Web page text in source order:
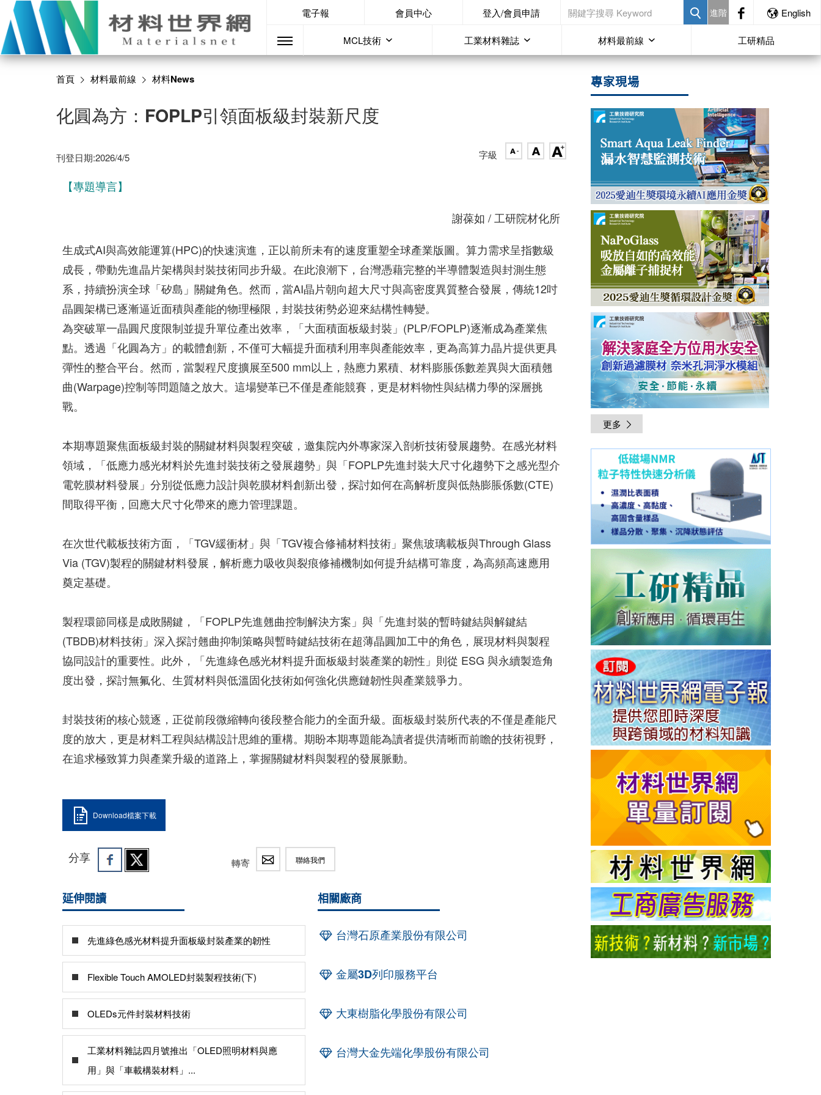
電子報 會員中心 登入/會員申請 進階 English
MCL技術 工業材料雜誌 材料最前線 工研精品
首頁 材料最前線 材料News
化圓為方：FOPLP引領面板級封裝新尺度
刊登日期:2026/4/5 字級
【專題導言】
謝葆如 / 工研院材化所
生成式AI與高效能運算(HPC)的快速演進，正以前所未有的速度重塑全球產業版圖。算力需求呈指數級
成長，帶動先進晶片架構與封裝技術同步升級。在此浪潮下，台灣憑藉完整的半導體製造與封測生態
系，持續扮演全球「矽島」關鍵角色。然而，當AI晶片朝向超大尺寸與高密度異質整合發展，傳統12吋
晶圓架構已逐漸逼近面積與產能的物理極限，封裝技術勢必迎來結構性轉變。
為突破單一晶圓尺度限制並提升單位產出效率，「大面積面板級封裝」(PLP/FOPLP)逐漸成為產業焦
點。透過「化圓為方」的載體創新，不僅可大幅提升面積利用率與產能效率，更為高算力晶片提供更具
彈性的整合平台。然而，當製程尺度擴展至500 mm以上，熱應力累積、材料膨脹係數差異與大面積翹
曲(Warpage)控制等問題隨之放大。這場變革已不僅是產能競賽，更是材料物性與結構力學的深層挑
戰。
本期專題聚焦面板級封裝的關鍵材料與製程突破，邀集院內外專家深入剖析技術發展趨勢。在感光材料
領域，「低應力感光材料於先進封裝技術之發展趨勢」與「FOPLP先進封裝大尺寸化趨勢下之感光型介
電乾膜材料發展」分別從低應力設計與乾膜材料創新出發，探討如何在高解析度與低熱膨脹係數(CTE)
間取得平衡，回應大尺寸化帶來的應力管理課題。
在次世代載板技術方面，「TGV緩衝材」與「TGV複合修補材料技術」聚焦玻璃載板與Through Glass
Via (TGV)製程的關鍵材料發展，解析應力吸收與裂痕修補機制如何提升結構可靠度，為高頻高速應用
奠定基礎。
製程環節同樣是成敗關鍵，「FOPLP先進翹曲控制解決方案」與「先進封裝的暫時鍵結與解鍵結
(TBDB)材料技術」深入探討翹曲抑制策略與暫時鍵結技術在超薄晶圓加工中的角色，展現材料與製程
協同設計的重要性。此外，「先進綠色感光材料提升面板級封裝產業的韌性」則從 ESG 與永續製造角
度出發，探討無氟化、生質材料與低溫固化技術如何強化供應鏈韌性與產業競爭力。
封裝技術的核心競逐，正從前段微縮轉向後段整合能力的全面升級。面板級封裝所代表的不僅是產能尺
度的放大，更是材料工程與結構設計思維的重構。期盼本期專題能為讀者提供清晰而前瞻的技術視野，
在追求極致算力與產業升級的道路上，掌握關鍵材料與製程的發展脈動。
Download檔案下載
分享 轉寄 聯絡我們
延伸閱讀
先進綠色感光材料提升面板級封裝產業的韌性
Flexible Touch AMOLED封裝製程技術(下)
OLEDs元件封裝材料技術
工業材料雜誌四月號推出「OLED照明材料與應
用」與「車載構裝材料」...
相關廠商
台灣石原產業股份有限公司
金屬3D列印服務平台
大東樹脂化學股份有限公司
台灣大金先端化學股份有限公司
專家現場
更多